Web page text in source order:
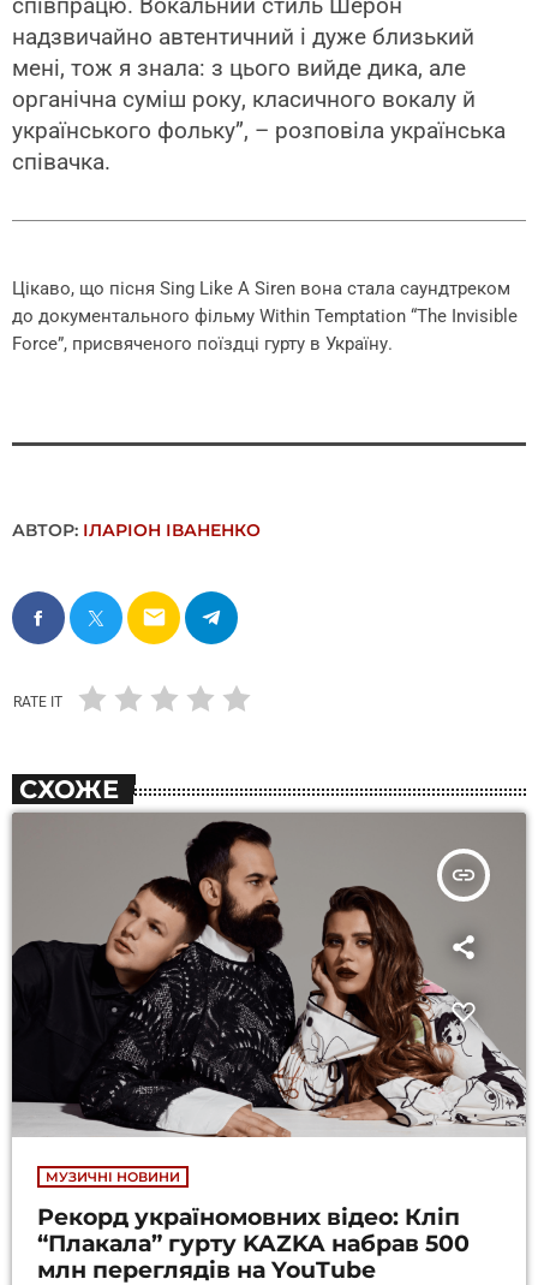
надзвичайно автентичний і дуже близький
мені, тож я знала: з цього вийде дика, але
органічна суміш року, класичного вокалу й
українського фольку”, – розповіла українська
співачка.
Цікаво, що пісня Sing Like A Siren вона стала саундтреком
до документального фільму Within Temptation “The Invisible
Force”, присвяченого поїздці гурту в Україну.
АВТОР: ІЛАРІОН ІВАНЕНКО
email
RATE IT
СХОЖЕ
insert_link
МУЗИЧНІ НОВИНИ
Рекорд україномовних відео: Кліп
“Плакала” гурту KAZKA набрав 500
млн переглядів на YouTube